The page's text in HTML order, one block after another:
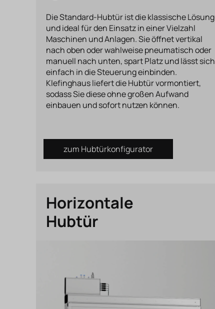
Die Standard-Hubtür ist die klassische Lösung
und ideal für den Einsatz in einer Vielzahl
Maschinen und Anlagen. Sie öffnet vertikal
nach oben oder wahlweise pneumatisch oder
manuell nach unten, spart Platz und lässt sich
einfach in die Steuerung einbinden.
Klefinghaus liefert die Hubtür vormontiert,
sodass Sie diese ohne großen Aufwand
einbauen und sofort nutzen können.
zum Hubtürkonfigurator
Horizontale
Hubtür